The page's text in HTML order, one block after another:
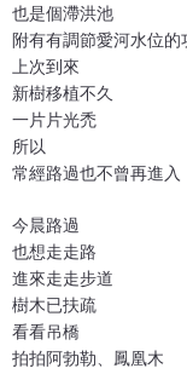
也是個滯洪池
附有有調節愛河水位的
上次到來
新樹移植不久
一片片光禿
所以
常經路過也不曾再進入
今晨路過
也想走走路
進來走走步道
樹木已扶疏
看看吊橋
拍拍阿勃勒、鳳凰木